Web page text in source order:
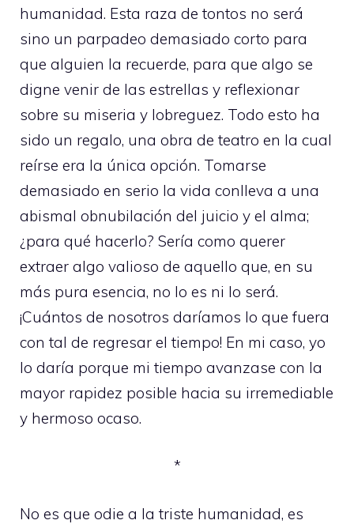
humanidad. Esta raza de tontos no será
sino un parpadeo demasiado corto para
que alguien la recuerde, para que algo se
digne venir de las estrellas y reflexionar
sobre su miseria y lobreguez. Todo esto ha
sido un regalo, una obra de teatro en la cual
reírse era la única opción. Tomarse
demasiado en serio la vida conlleva a una
abismal obnubilación del juicio y el alma;
¿para qué hacerlo? Sería como querer
extraer algo valioso de aquello que, en su
más pura esencia, no lo es ni lo será.
¡Cuántos de nosotros daríamos lo que fuera
con tal de regresar el tiempo! En mi caso, yo
lo daría porque mi tiempo avanzase con la
mayor rapidez posible hacia su irremediable
y hermoso ocaso.
*
No es que odie a la triste humanidad, es